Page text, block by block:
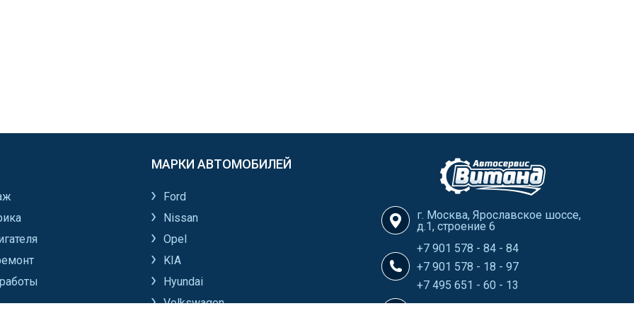
МАРКИ АВТОМОБИЛЕЙ
Ford
Nissan
Opel
KIA
Hyundai
Volkswagen
г. Москва, Ярославское шоссе,
д.1, строение 6
+7 901 578 - 84 - 84
+7 901 578 - 18 - 97
+7 495 651 - 60 - 13